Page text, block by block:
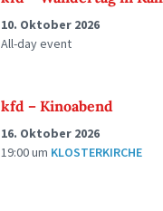
10. Oktober 2026
All-day event
kfd – Kinoabend
16. Oktober 2026
19:00um KLOSTERKIRCHE